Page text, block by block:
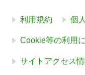
利用規約 個
Cookie等の利用
サイトアクセス